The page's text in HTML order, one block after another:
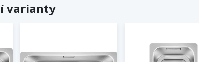
varianty